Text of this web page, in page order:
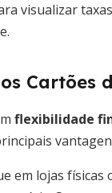
visualizar
Cartões
flexibilidade
em lojas físicas